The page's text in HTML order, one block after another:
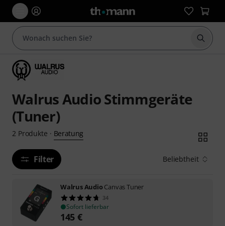
Suche
Walrus Audio Stimmgeräte
(Tuner)
2 Produkte · Beratung
Filter Beliebtheit
Walrus AudioCanvas Tuner
34
Sofort lieferbar
145 €